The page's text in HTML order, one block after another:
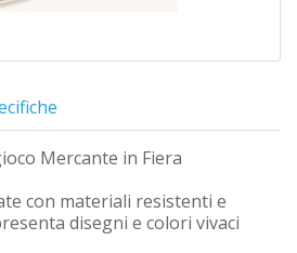
Mercante in Fiera
con materiali resistenti e
disegni e colori vivaci